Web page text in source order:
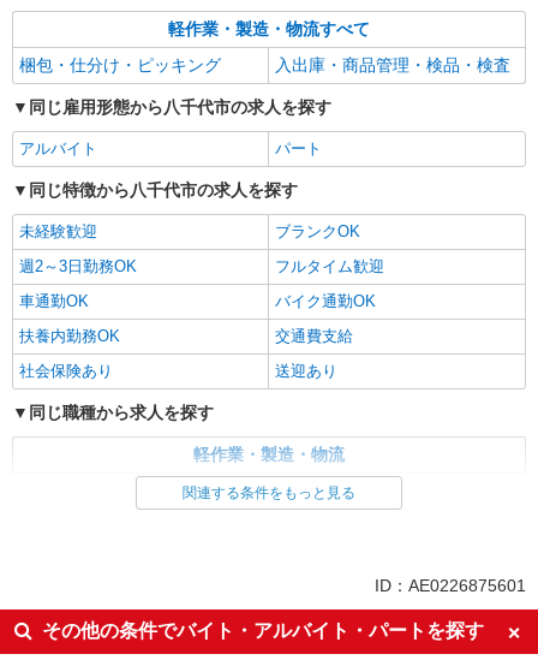
軽作業・製造・物流すべて
梱包・仕分け・ピッキング
入出庫・商品管理・検品・検査
同じ雇用形態から八千代市の求人を探す
アルバイト パート
同じ特徴から八千代市の求人を探す
未経験歓迎
ブランクOK
週2～3日勤務OK
フルタイム歓迎
車通勤OK
バイク通勤OK
扶養内勤務OK
交通費支給
社会保険あり
送迎あり
同じ職種から求人を探す
軽作業・製造・物流
梱包・仕分け・ピッキング
入出庫・商品管理・検品・検査
車通勤OK
扶養内勤務OK
交通費支給
社会保険あり
関連する条件をもっと見る
ID：AE0226875601
その他の条件でバイト・アルバイト・パートを探す